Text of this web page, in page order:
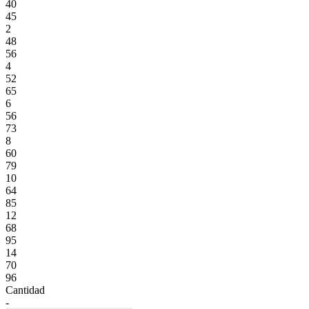
40
45
2
48
56
4
52
65
6
56
73
8
60
79
10
64
85
12
68
95
14
70
96
Cantidad
-